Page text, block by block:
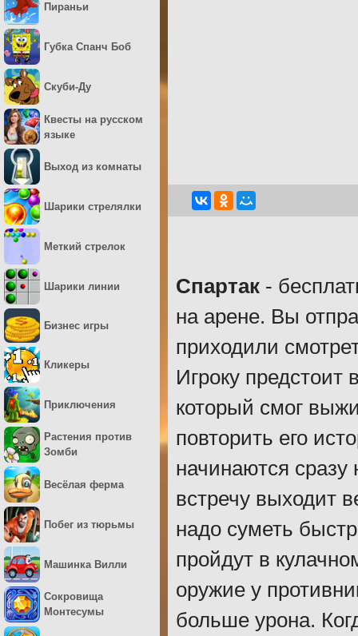
Спартак -
на арене. Вы
приходили
Игроку предстоит
который смог
повторить его
начинаются сразу
встречу выходит
надо суметь
пройдут в
оружие у
больше урона.
Пираньи
Губка Спанч Боб
Скуби-Ду
Квесты на русском
языке
Выход из комнаты
Шарики стрелялки
Меткий стрелок
Шарики линии
Бизнес игры
Кликеры
Приключения
Растения против
Зомби
Весёлая ферма
Побег из тюрьмы
Машинка Вилли
Сокровища
Монтесумы